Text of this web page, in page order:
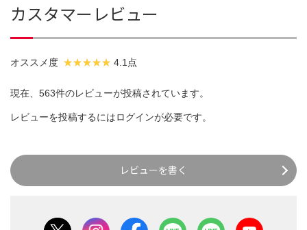
カスタマーレビュー
オススメ度 4.1点
現在、563件のレビューが投稿されています。
レビューを投稿するにはログインが必要です。
レビューを書く